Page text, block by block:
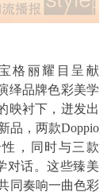
格丽耀目呈献
绎品牌色彩美学
映衬下，迸发出
品，两款Doppio
性，同时与三款
对话。这些臻美
同奏响一曲色彩